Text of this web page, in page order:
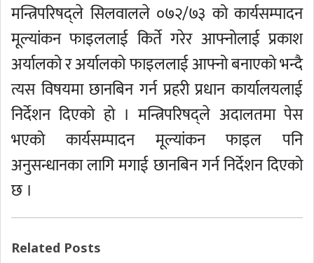
मन्त्रिपरिषद्ले सिलवालले ०७२/७३ को कार्यसम्पादन
मूल्यांकन फाइललाई किर्ते गरेर आफ्नोलाई प्रकाश
अर्यालको र अर्यालको फाइललाई आफ्नो बनाएको भन्दै
त्यस विषयमा छानबिन गर्न प्रहरी प्रधान कार्यालयलाई
निर्देशन दिएको हो । मन्त्रिपरिषद्ले अदालतमा पेस
भएको कार्यसम्पादन मूल्यांकन फाइल पनि
अनुसन्धानका लागि मगाई छानबिन गर्न निर्देशन दिएको
छ ।
Related Posts